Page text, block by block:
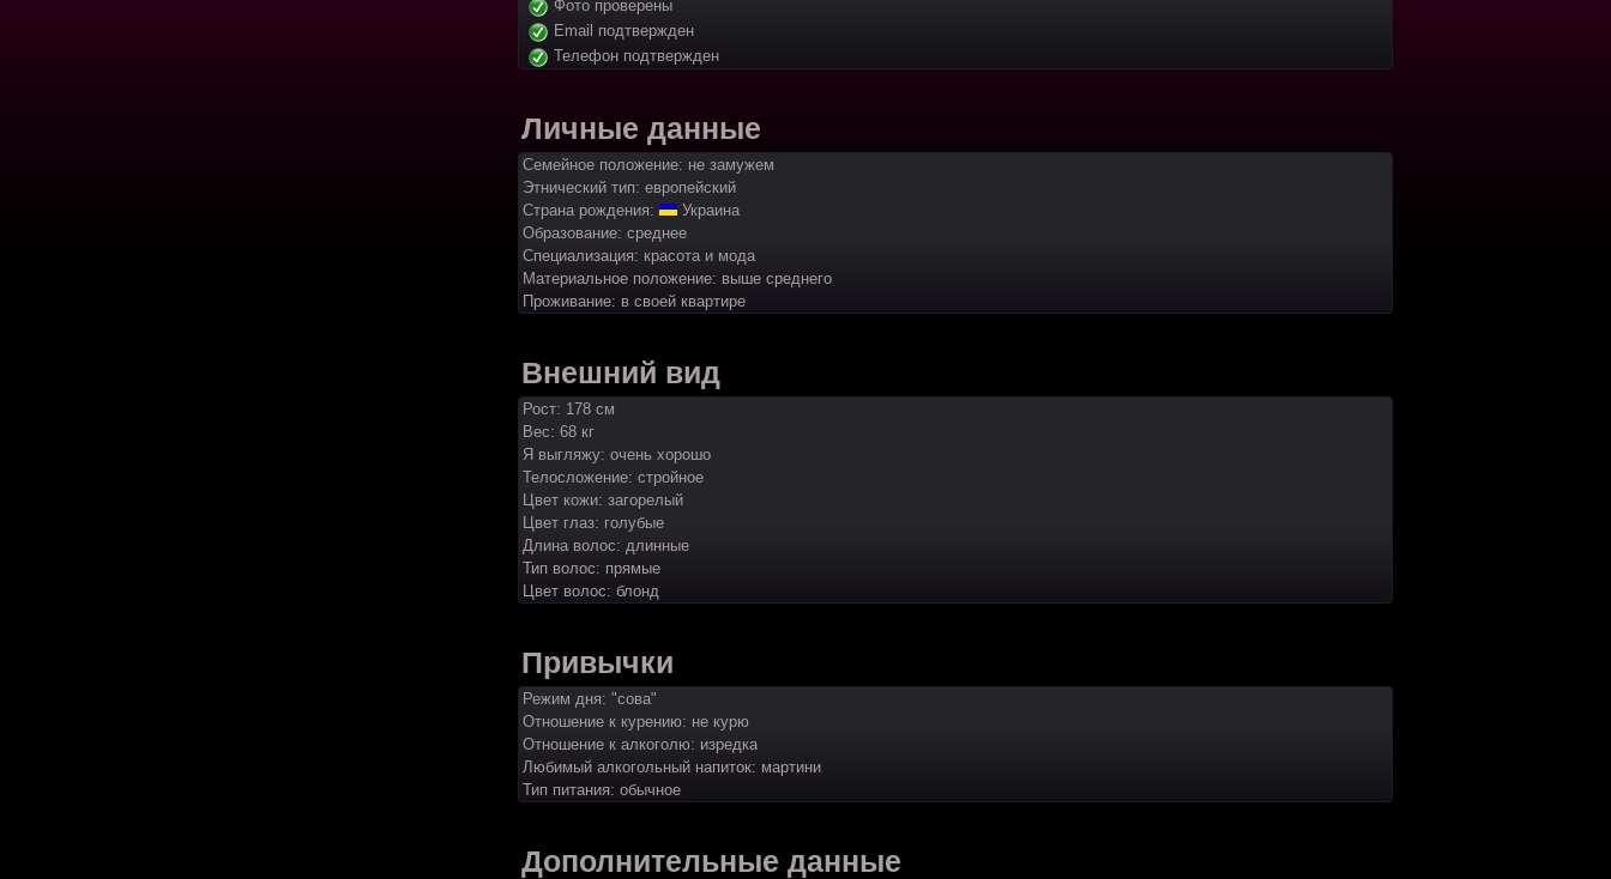
Фото проверены
Email подтвержден
Телефон подтвержден
Личные данные
Семейное положение: не замужем
Этнический тип: европейский
Страна рождения:
Украина
Образование: среднее
Специализация: красота и мода
Материальное положение: выше среднего
Проживание: в своей квартире
Внешний вид
Рост: 178 см
Вес: 68 кг
Я выгляжу: очень хорошо
Телосложение: стройное
Цвет кожи: загорелый
Цвет глаз: голубые
Длина волос: длинные
Тип волос: прямые
Цвет волос: блонд
Привычки
Режим дня: "сова"
Отношение к курению: не курю
Отношение к алкоголю: изредка
Любимый алкогольный напиток: мартини
Тип питания: обычное
Дополнительные данные